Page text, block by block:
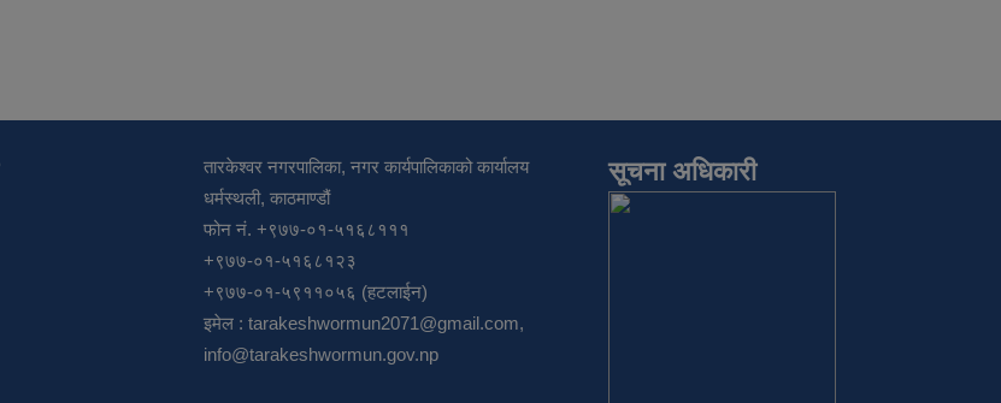
तारकेश्वर नगरपालिका, नगर कार्यपालिकाको कार्यालय
धर्मस्थली, काठमाण्डौं
फोन नं. +९७७-०१-५१६८१११
+९७७-०१-५१६८१२३
+९७७-०१-५९११०५६ (हटलाईन)
इमेल : tarakeshwormun2071@gmail.com,
info@tarakeshwormun.gov.np
सूचना अधिकारी